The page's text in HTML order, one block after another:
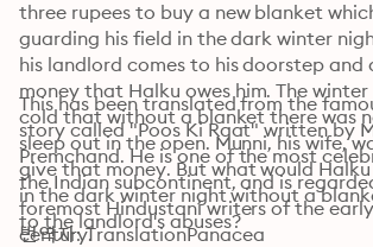
three rupees to buy a new blanket
guarding his field in the dark winter
his landlord comes to his doorstep and
money that Halku owes him. The winter
cold that without a blanket there was
sleep out in the open. Munni, his wife,
give that money. But what would
in the dark winter night without a
to the landlord's abuses?
This has been translated from the
story called "Poos Ki Raat" written by
Premchand. He is one of the most
the Indian subcontinent, and is
foremost Hindustani writers of the
century.
번역자: TranslationPanacea